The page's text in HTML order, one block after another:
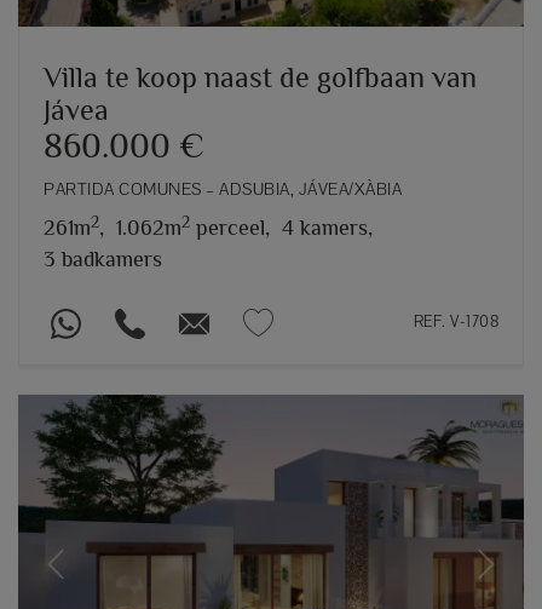
Villa te koop naast de golfbaan van
Jávea
860.000 €
PARTIDA COMUNES – ADSUBIA, JÁVEA/XÀBIA
261m2, 1.062m2 perceel, 4 kamers,
3 badkamers
REF. V-1708
Previous Next